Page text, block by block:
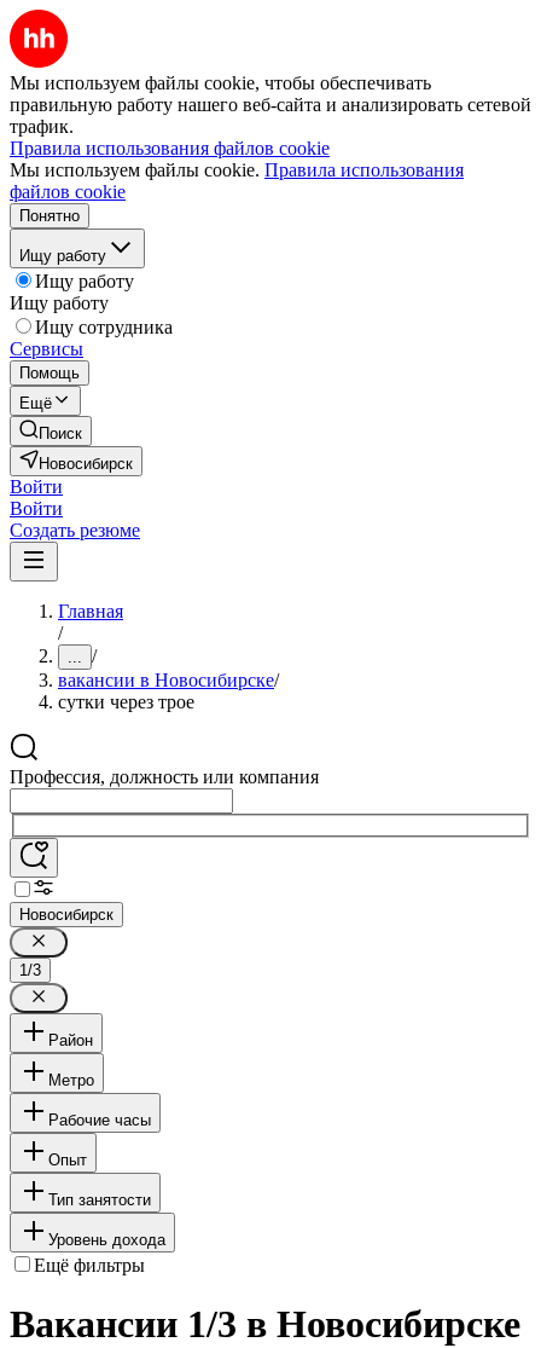
Мы используем файлы cookie, чтобы обеспечивать
правильную работу нашего веб-сайта и анализировать сетевой
трафик.
Правила использования файлов cookie
Мы используем файлы cookie. Правила использования
файлов cookie
Понятно
Ищу работу
Ищу работу
Ищу работу
Ищу сотрудника
Сервисы
Помощь
Ещё
Поиск
Новосибирск
Войти
Войти
Создать резюме
Главная
/
... /
вакансии в Новосибирске/
сутки через трое
Профессия, должность или компания
Новосибирск
1/3
Район
Метро
Рабочие часы
Опыт
Тип занятости
Уровень дохода
Ещё фильтры
Вакансии 1/3 в Новосибирске